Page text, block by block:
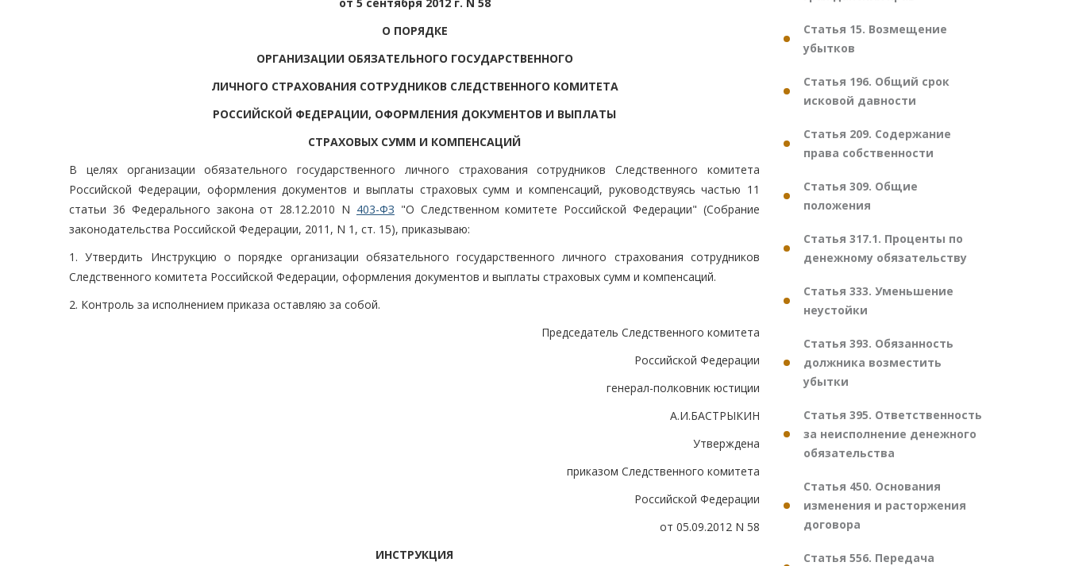
О ПОРЯДКЕ
ОРГАНИЗАЦИИ ОБЯЗАТЕЛЬНОГО ГОСУДАРСТВЕННОГО
ЛИЧНОГО СТРАХОВАНИЯ СОТРУДНИКОВ СЛЕДСТВЕННОГО КОМИТЕТА
РОССИЙСКОЙ ФЕДЕРАЦИИ, ОФОРМЛЕНИЯ ДОКУМЕНТОВ И ВЫПЛАТЫ
СТРАХОВЫХ СУММ И КОМПЕНСАЦИЙ
В целях организации обязательного государственного личного страхования сотрудников Следственного комитета
Российской Федерации, оформления документов и выплаты страховых сумм и компенсаций, руководствуясь частью 11
статьи 36 Федерального закона от 28.12.2010 N 403-ФЗ "О Следственном комитете Российской Федерации" (Собрание
законодательства Российской Федерации, 2011, N 1, ст. 15), приказываю:
1. Утвердить Инструкцию о порядке организации обязательного государственного личного страхования сотрудников
Следственного комитета Российской Федерации, оформления документов и выплаты страховых сумм и компенсаций.
2. Контроль за исполнением приказа оставляю за собой.
Председатель Следственного комитета
Российской Федерации
генерал-полковник юстиции
А.И.БАСТРЫКИН
Утверждена
приказом Следственного комитета
Российской Федерации
от 05.09.2012 N 58
ИНСТРУКЦИЯ
Статья 15. Возмещение
убытков
Статья 196. Общий срок
исковой давности
Статья 209. Содержание
права собственности
Статья 309. Общие
положения
Статья 317.1. Проценты по
денежному обязательству
Статья 333. Уменьшение
неустойки
Статья 393. Обязанность
должника возместить
убытки
Статья 395. Ответственность
за неисполнение денежного
обязательства
Статья 450. Основания
изменения и расторжения
договора
Статья 556. Передача